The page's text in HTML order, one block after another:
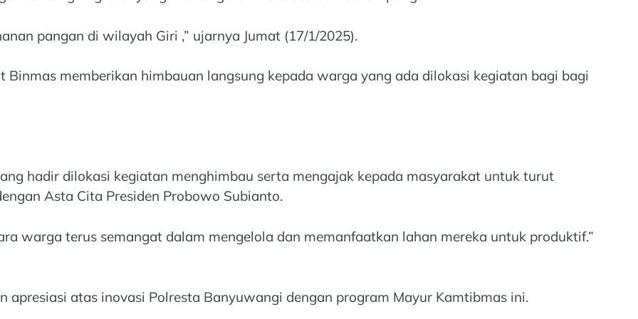
pangan di wilayah Giri ,” ujarnya Jumat (17/1/2025).
Binmas memberikan himbauan langsung kepada warga yang ada dilokasi kegiatan bagi bagi
hadir dilokasi kegiatan menghimbau serta mengajak kepada masyarakat untuk turut
Asta Cita Presiden Probowo Subianto.
warga terus semangat dalam mengelola dan memanfaatkan lahan mereka untuk produktif.”
apresiasi atas inovasi Polresta Banyuwangi dengan program Mayur Kamtibmas ini.